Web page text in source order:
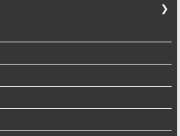
❯